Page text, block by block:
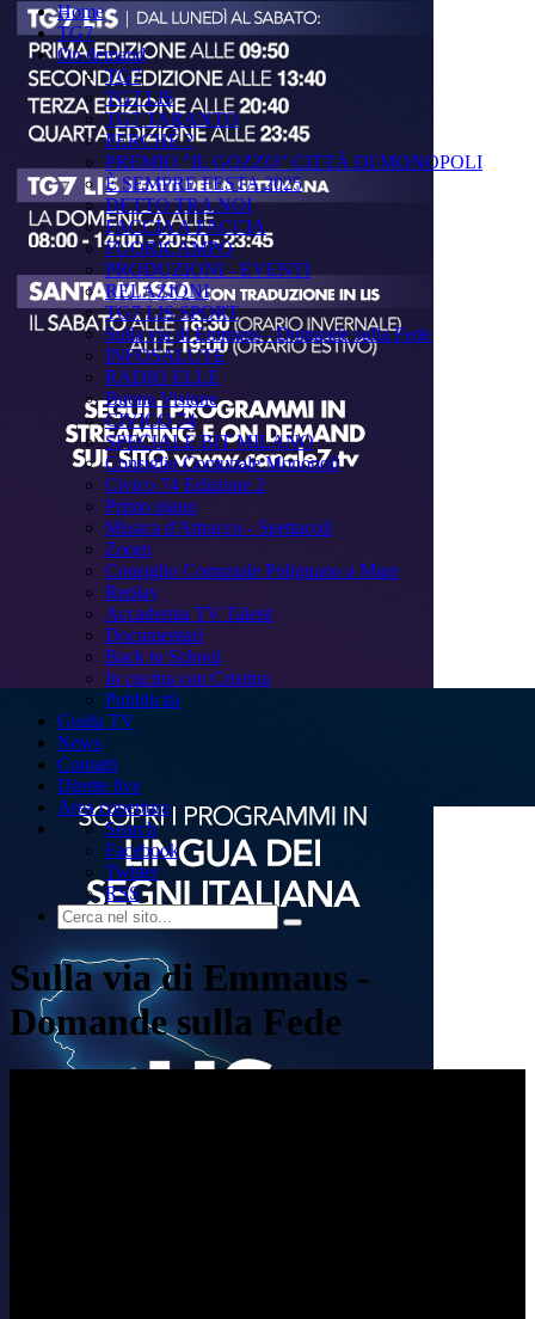
Home
TG7
On demand
TG7
TG7 LIS
TG7 TARANTO
PERCHÉ ?
PREMIO "IL GOZZO" CITTÀ DI MONOPOLI
È SEMPRE FESTA 2025
DETTO TRA NOI
FACCIA A FACCIA
FUORICAMPO
PRODUZIONI - EVENTI
RELAZIONI
TG7 LIS SPORT
Sulla via di Emmaus - Domande sulla Fede
INFOSALUTE
RADIO ELLE
Buona Visione
CIVICO 74
SPECIALE BIT MILANO
Consiglio Comunale Monopoli
Civico 74 Edizione 2
Primo piano
Musica d'Attracco - Spettacoli
Zoom
Consiglio Comunale Polignano a Mare
Replay
Accademia TV Talent
Documentari
Back to School
In cucina con Cristina
Pubblicità
Guida TV
News
Contatti
Dirette live
Area copertura
Search
Facebook
Twitter
RSS
Sulla via di Emmaus -
Domande sulla Fede